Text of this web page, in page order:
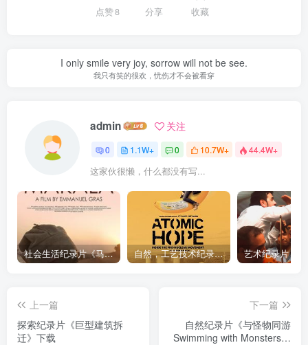
点赞8 分享 收藏
I only smile very joy, sorrow will not be see.
我只有笑的很欢，忧伤才不会被看穿
admin 关注
0 1.1W+ 0 10.7W+ 44.4W+
这家伙很懒，什么都没有写...
社会生活纪录片《马加拉 Makala》下载 自然，工艺技术纪录片《原子能的希望 Atomic Hope – Inside the Pro-Nuclear Movement》下载
上一篇
探索纪录片《巨型建筑拆
迁》下载
下一篇
自然纪录片《与怪物同游
Swimming with Monsters》